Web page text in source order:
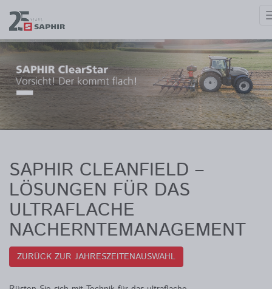
SAPHIR Cleanfield –
SAPHIR CLEANFIELD –
LÖSUNGEN FÜR DAS
ULTRAFLACHE
NACHERNTEMANAGEMENT
ZURÜCK ZUR JAHRESZEITENAUSWAHL